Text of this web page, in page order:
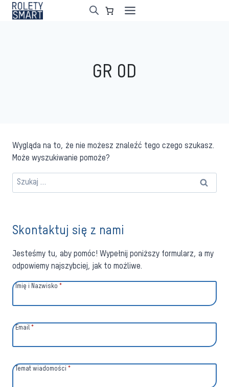
Przejdź
GR 0D
Wygląda na to, że nie możesz znaleźć tego czego szukasz.
Może wyszukiwanie pomoże?
Szukaj:
Skontaktuj się z nami
Jesteśmy tu, aby pomóc! Wypełnij poniższy formularz, a my
odpowiemy najszybciej, jak to możliwe.
Imię i Nazwisko *
Email *
Temat wiadomości *